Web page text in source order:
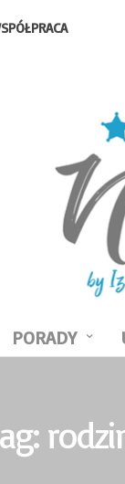
PORADY